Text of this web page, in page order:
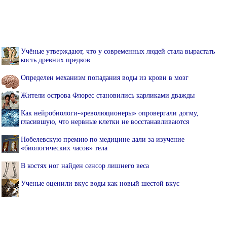
Учёные утверждают, что у современных людей стала вырастать
кость древних предков
Определен механизм попадания воды из крови в мозг
Жители острова Флорес становились карликами дважды
Как нейробиологи-«революционеры» опровергали догму,
гласившую, что нервные клетки не восстанавливаются
Нобелевскую премию по медицине дали за изучение
«биологических часов» тела
В костях ног найден сенсор лишнего веса
Ученые оценили вкус воды как новый шестой вкус